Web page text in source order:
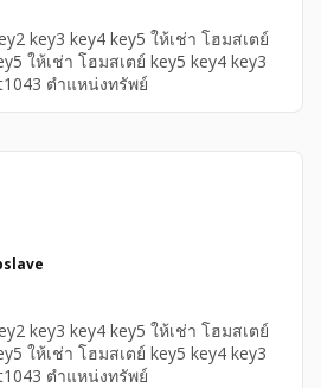
key3 key4 key5 ให้เช่า โฮมสเตย์
ให้เช่า โฮมสเตย์ key5 key4 key3
ตำแหน่งทรัพย์
key3 key4 key5 ให้เช่า โฮมสเตย์
ให้เช่า โฮมสเตย์ key5 key4 key3
ตำแหน่งทรัพย์